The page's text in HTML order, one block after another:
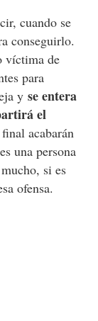
cuando se
conseguirlo.
víctima de
para
yse entera
el
acabarán
una persona
si es
ofensa.